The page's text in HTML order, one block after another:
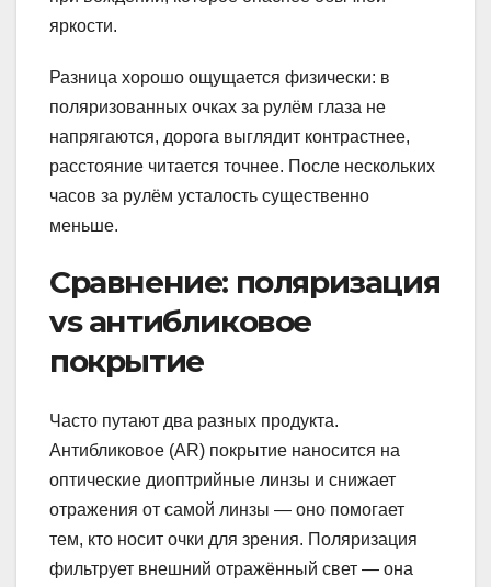
яркости.
Разница хорошо ощущается физически: в
поляризованных очках за рулём глаза не
напрягаются, дорога выглядит контрастнее,
расстояние читается точнее. После нескольких
часов за рулём усталость существенно
меньше.
Сравнение: поляризация
vs антибликовое
покрытие
Часто путают два разных продукта.
Антибликовое (AR) покрытие наносится на
оптические диоптрийные линзы и снижает
отражения от самой линзы — оно помогает
тем, кто носит очки для зрения. Поляризация
фильтрует внешний отражённый свет — она